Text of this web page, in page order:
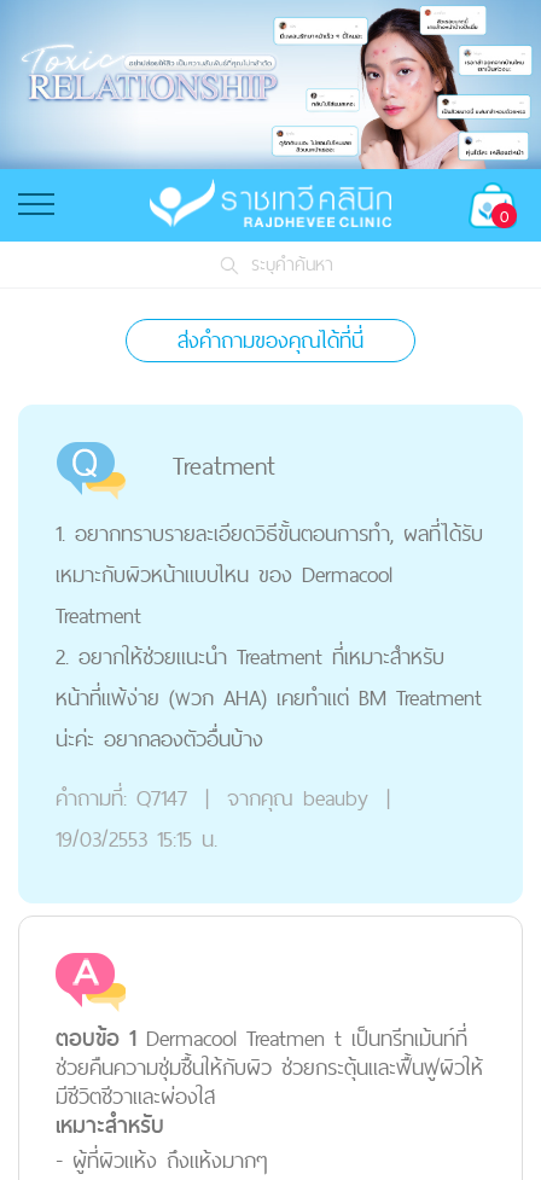
0
ระบุคำค้นหา
ส่งคำถามของคุณได้ที่นี่
Treatment
1. อยากทราบรายละเอียดวิธีขั้นตอนการทำ, ผลที่ได้รับ
เหมาะกับผิวหน้าแบบไหน ของ Dermacool
Treatment
2. อยากให้ช่วยแนะนำ Treatment ที่เหมาะสำหรับ
หน้าที่แพ้ง่าย (พวก AHA) เคยทำแต่ BM Treatment
น่ะค่ะ อยากลองตัวอื่นบ้าง
คำถามที่: Q7147 | จากคุณ beauby |
19/03/2553 15:15 น.
ตอบข้อ 1 Dermacool Treatmen t เป็นทรีทเม้นท์ที่
ช่วยคืนความชุ่มชื้นให้กับผิว ช่วยกระตุ้นและฟื้นฟูผิวให้
มีชีวิตชีวาและผ่องใส
เหมาะสำหรับ
- ผู้ที่ผิวแห้ง ถึงแห้งมากๆ